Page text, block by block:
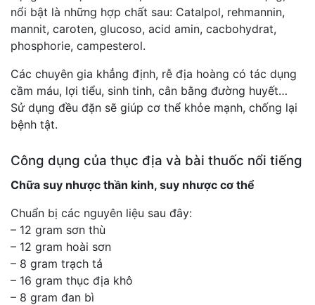
nổi bật là những hợp chất sau: Catalpol, rehmannin,
mannit, caroten, glucoso, acid amin, cacbohydrat,
phosphorie, campesterol.
Các chuyên gia khẳng định, rễ địa hoàng có tác dụng
cầm máu, lợi tiểu, sinh tinh, cân bằng đường huyết…
Sử dụng đều đặn sẽ giúp cơ thể khỏe mạnh, chống lại
bệnh tật.
Công dụng của thục địa và bài thuốc nổi tiếng
Chữa suy nhược thần kinh, suy nhược cơ thể
Chuẩn bị các nguyên liệu sau đây:
– 12 gram sơn thù
– 12 gram hoài sơn
– 8 gram trạch tả
– 16 gram thục địa khô
– 8 gram đan bì